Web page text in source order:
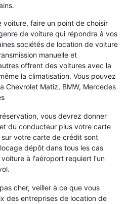
voiture, faire un point de choisir
de voiture qui répondra à vos
sociétés de location de voiture
manuelle et
offrent des voitures avec la
la climatisation. Vous pouvez
Chevrolet Matiz, BMW, Mercedes
vous devrez donner
du conducteur plus votre carte
votre carte de crédit sont
dépôt dans tous les cas
à l'aéroport requiert l'un
cher, veiller à ce que vous
des entreprises de location de